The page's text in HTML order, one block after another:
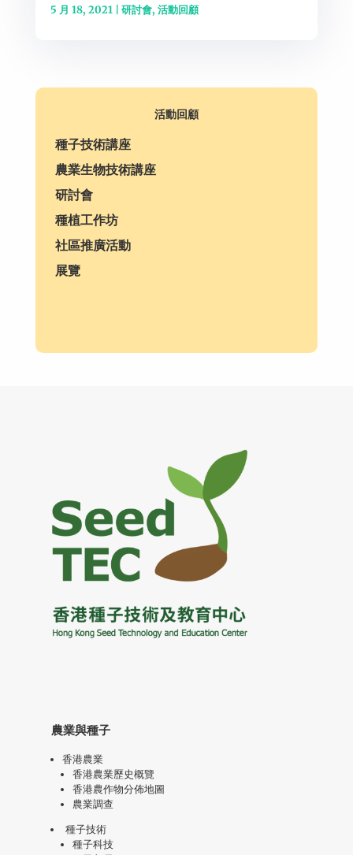
5 月 18, 2021| 研討會, 活動回顧
活動回顧
種子技術講座
農業生物技術講座
研討會
種植工作坊
社區推廣活動
展覽
農業與種子
香港農業
香港農業歷史概覽
香港農作物分佈地圖
農業調查
種子技術
種子科技